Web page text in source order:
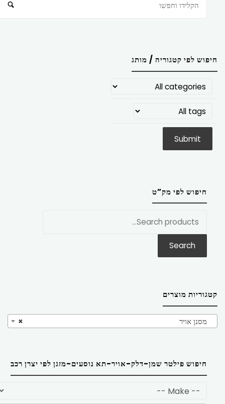
חיפוש לפי קטגוריה / מותג
חיפוש לפי מק”ט
Search
קטגוריות מוצרים
× מסנן אויר
חיפוש פילטר שמן-דלק-אויר-תא נוסעים-מזגן לפי יצרן רכב